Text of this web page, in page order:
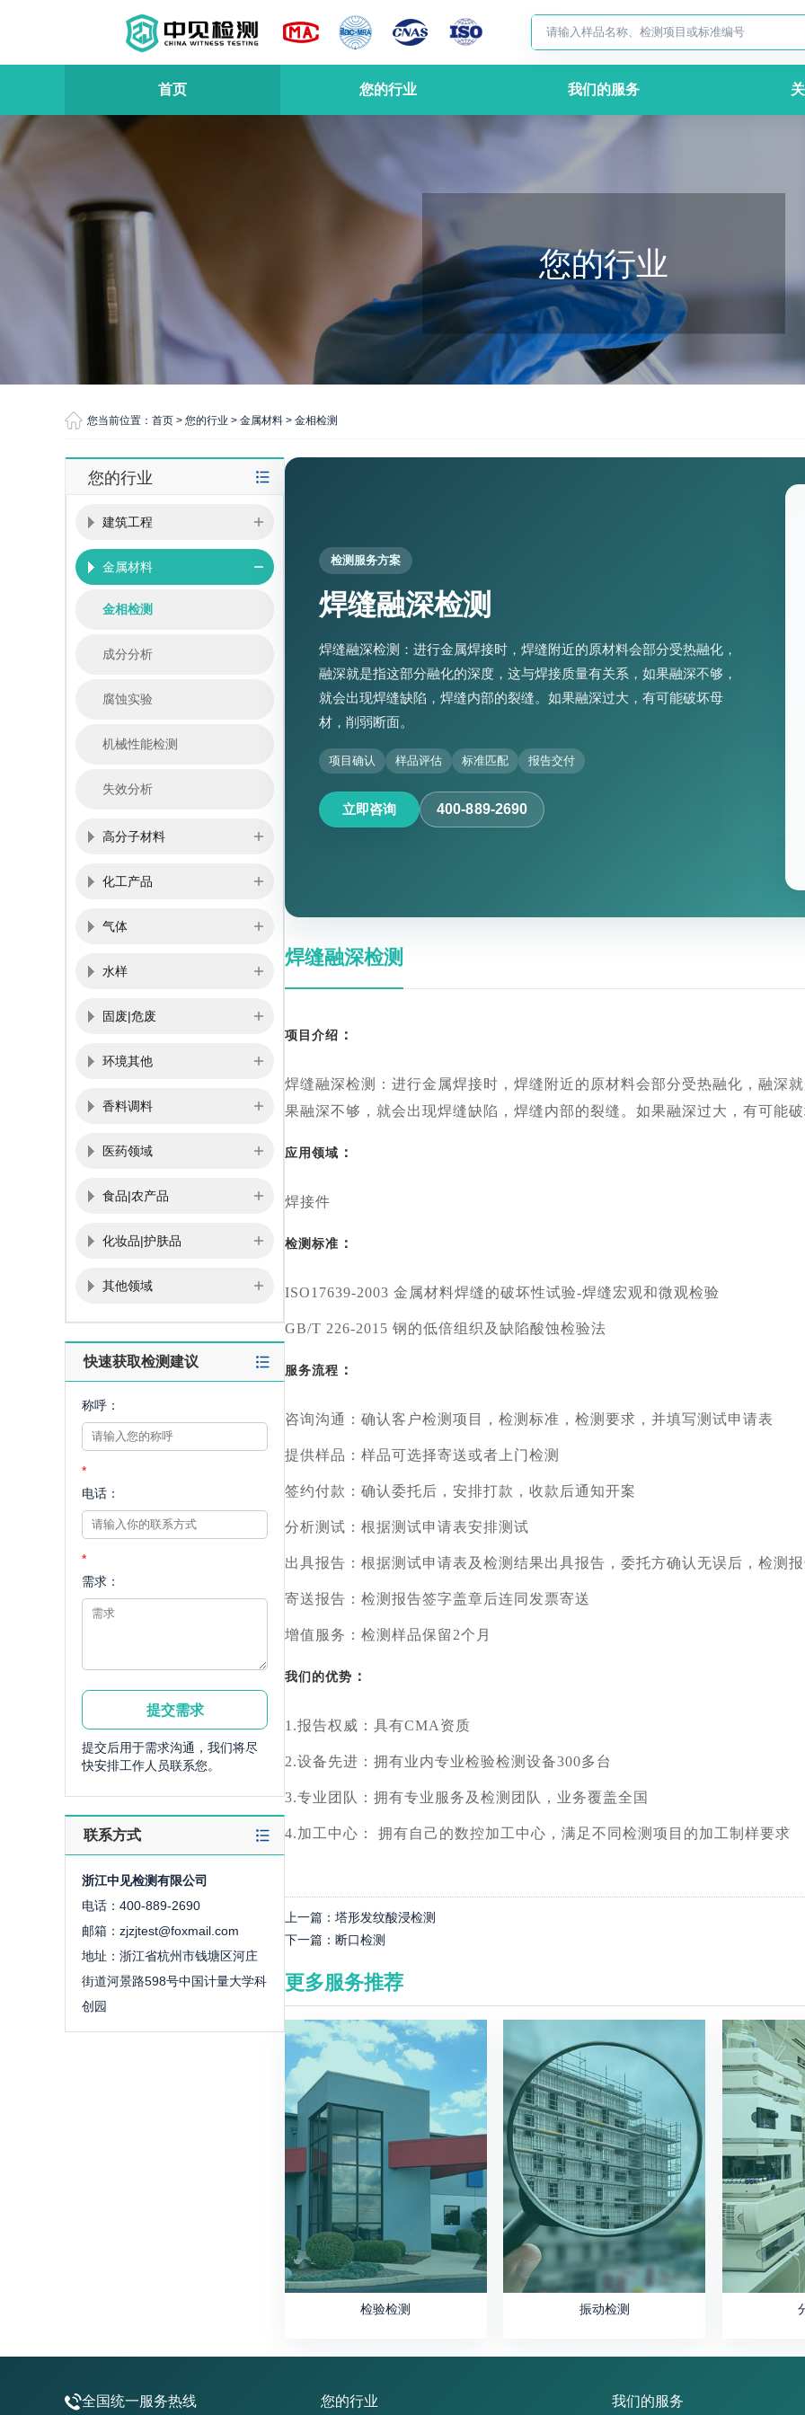
首页 您的行业 我们的服务
您的行业
您当前位置： 首页 > 您的行业 > 金属材料 > 金相检测
您的行业
建筑工程
金属材料
金相检测
成分分析
腐蚀实验
机械性能检测
失效分析
高分子材料
化工产品
气体
水样
固废|危废
环境其他
香料调料
医药领域
食品|农产品
化妆品|护肤品
其他领域
快速获取检测建议
称呼：
*
电话：
*
需求：
提交后用于需求沟通，我们将尽
快安排工作人员联系您。
联系方式
浙江中见检测有限公司
电话：400-889-2690
邮箱：zjzjtest@foxmail.com
地址：浙江省杭州市钱塘区河庄
街道河景路598号中国计量大学科
创园
检测服务方案
焊缝融深检测
焊缝融深检测：进行金属焊接时，焊缝附近的原材料会部分受热融化，
融深就是指这部分融化的深度，这与焊接质量有关系，如果融深不够，
就会出现焊缝缺陷，焊缝内部的裂缝。如果融深过大，有可能破坏母
材，削弱断面。
项目确认 样品评估 标准匹配 报告交付
立即咨询 400-889-2690
焊缝融深检测
项目介绍 ：
焊缝融深检测：进行金属焊接时，焊缝附近的原材料会部分受热融化，融深
果融深不够，就会出现焊缝缺陷，焊缝内部的裂缝。如果融深过大，有可能破
应用领域 ：
焊接件
检测标准 ：
ISO17639-2003 金属材料焊缝的破坏性试验-焊缝宏观和微观检验
GB/T 226-2015 钢的低倍组织及缺陷酸蚀检验法
服务流程 ：
咨询沟通：确认客户检测项目，检测标准，检测要求，并填写测试申请表
提供样品：样品可选择寄送或者上门检测
签约付款：确认委托后，安排打款，收款后通知开案
分析测试：根据测试申请表安排测试
出具报告：根据测试申请表及检测结果出具报告，委托方确认无误后，检测
寄送报告：检测报告签字盖章后连同发票寄送
增值服务：检测样品保留2个月
我们的优势 ：
1.报告权威：具有CMA资质
2.设备先进：拥有业内专业检验检测设备300多台
3.专业团队：拥有专业服务及检测团队，业务覆盖全国
4.加工中心： 拥有自己的数控加工中心，满足不同检测项目的加工制样要求
上一篇： 塔形发纹酸浸检测
下一篇： 断口检测
更多服务推荐
检验检测 振动检测
全国统一服务热线 您的行业 我们的服务